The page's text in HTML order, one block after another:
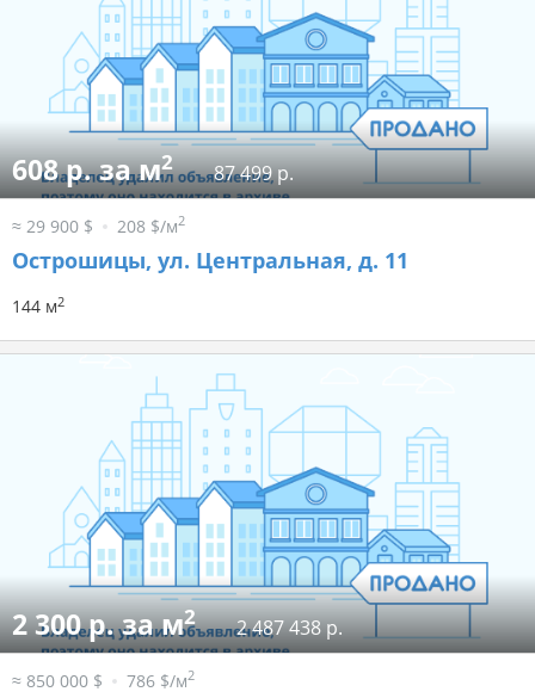
608 р. за м2 87 499 р.
≈ 29 900 $ 208 $/м2
Острошицы, ул. Центральная, д. 11
144 м2
2 300 р. за м2 2 487 438 р.
≈ 850 000 $ 786 $/м2